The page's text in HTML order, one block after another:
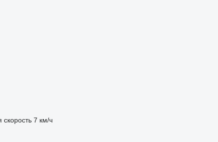
скорость 7 км/ч